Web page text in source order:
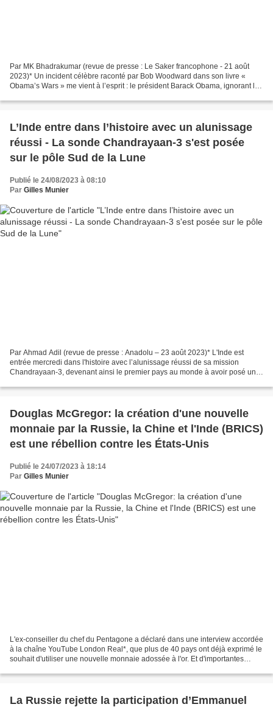
Par MK Bhadrakumar (revue de presse : Le Saker francophone - 21 août
2023)* Un incident célèbre raconté par Bob Woodward dans son livre «
Obama’s Wars » me vient à l’esprit : le président Barack Obama, ignorant les
L’Inde entre dans l’histoire avec un alunissage
réussi - La sonde Chandrayaan-3 s'est posée
sur le pôle Sud de la Lune
Publié le 24/08/2023 à 08:10
Par Gilles Munier
Par Ahmad Adil (revue de presse : Anadolu – 23 août 2023)* L'Inde est
entrée mercredi dans l'histoire avec l’alunissage réussi de sa mission
Chandrayaan-3, devenant ainsi le premier pays au monde à avoir posé une
Douglas McGregor: la création d'une nouvelle
monnaie par la Russie, la Chine et l'Inde (BRICS)
est une rébellion contre les États-Unis
Publié le 24/07/2023 à 18:14
Par Gilles Munier
L'ex-conseiller du chef du Pentagone a déclaré dans une interview accordée
à la chaîne YouTube London Real*, que plus de 40 pays ont déjà exprimé le
souhait d'utiliser une nouvelle monnaie adossée à l'or. Et d'importantes
La Russie rejette la participation d’Emmanuel